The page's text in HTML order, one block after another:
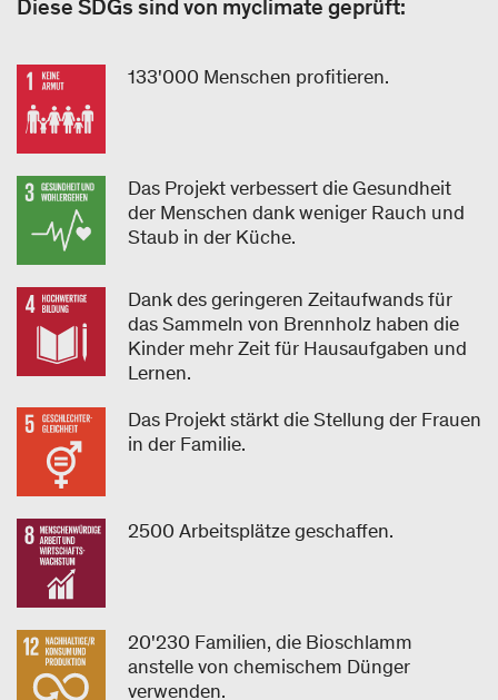
Diese SDGs sind von myclimate geprüft:
133'000 Menschen profitieren.
Das Projekt verbessert die Gesundheit
der Menschen dank weniger Rauch und
Staub in der Küche.
Dank des geringeren Zeitaufwands für
das Sammeln von Brennholz haben die
Kinder mehr Zeit für Hausaufgaben und
Lernen.
Das Projekt stärkt die Stellung der Frauen
in der Familie.
2500 Arbeitsplätze geschaffen.
20'230 Familien, die Bioschlamm
anstelle von chemischem Dünger
verwenden.